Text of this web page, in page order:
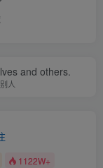
and others.
人
1122W+